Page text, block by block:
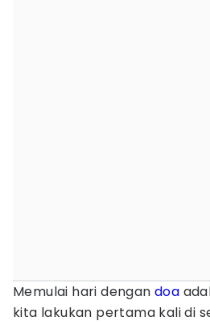
Memulai hari dengan doa
kita lakukan pertama kali di